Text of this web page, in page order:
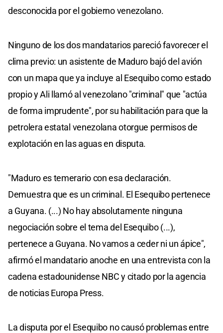
desconocida por el gobierno venezolano.
Ninguno de los dos mandatarios pareció favorecer el
clima previo: un asistente de Maduro bajó del avión
con un mapa que ya incluye al Esequibo como estado
propio y Ali llamó al venezolano "criminal" que "actúa
de forma imprudente", por su habilitación para que la
petrolera estatal venezolana otorgue permisos de
explotación en las aguas en disputa.
"Maduro es temerario con esa declaración.
Demuestra que es un criminal. El Esequibo pertenece
a Guyana. (...) No hay absolutamente ninguna
negociación sobre el tema del Esequibo (...),
pertenece a Guyana. No vamos a ceder ni un ápice",
afirmó el mandatario anoche en una entrevista con la
cadena estadounidense NBC y citado por la agencia
de noticias Europa Press.
La disputa por el Esequibo no causó problemas entre